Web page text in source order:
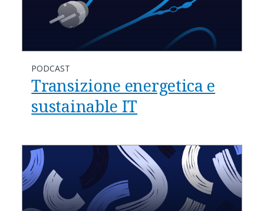
PODCAST
Transizione energetica e
sustainable IT